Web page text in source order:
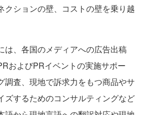
クションの壁、コストの壁を乗り越
は、各国のメディアへの広告出稿
およびPRイベントの実施サポー
調査、現地で訴求力をもつ商品やサ
ズするためのコンサルティングなど